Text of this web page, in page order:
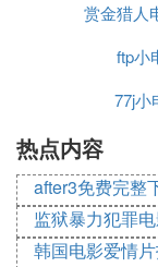
朗。于是携少
大自然，使少
望消失在茫茫
盘坐在悬崖峭
吐着对人生的赞
画片可谓中国水
已经远远超越
巧发挥到了淋
赏金猎人
ftp小
77j小
热点内容
after3免费完整
监狱暴力犯罪
韩国电影爱情